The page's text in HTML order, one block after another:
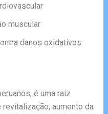
muscular
danos oxidativos
é uma raiz
aumento da